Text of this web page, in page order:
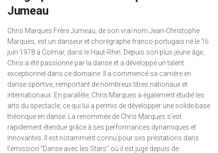
Jumeau
Chris Marques Frère Jumeau, de son vrai nom Jean-Christophe
Marques, est un danseur et chorégraphe franco-portugais né le 16
juin 1978 à Colmar, dans le Haut-Rhin. Depuis son plus jeune âge,
Chris a été passionné par la danse et a développé un talent
exceptionnel dans ce domaine. Il a commencé sa carrière en
danse sportive, remportant de nombreux titres nationaux et
internationaux. En parallèle, Chris Marques a également étudié les
arts du spectacle, ce qui lui a permis de développer une solide base
théorique en danse. La renommée de Chris Marques s’est
rapidement étendue grâce à ses performances dynamiques et
innovantes. Il est notamment connu pour ses prestations dans
l’émission “Danse avec les Stars” où il est juge depuis de